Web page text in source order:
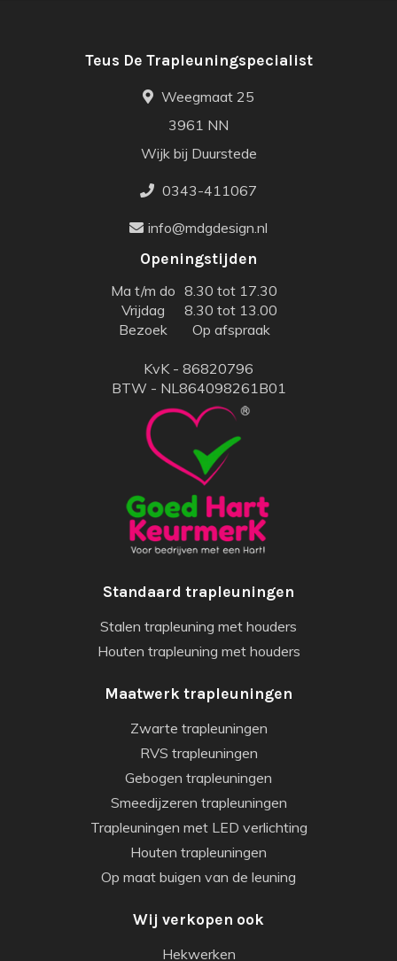
Teus De Trapleuningspecialist
Weegmaat 25
3961 NN
Wijk bij Duurstede
0343-411067
info@mdgdesign.nl
Openingstijden
Ma t/m do 8.30 tot 17.30
Vrijdag
8.30 tot 13.00
Bezoek
Op afspraak
KvK - 86820796
BTW - NL864098261B01
Standaard trapleuningen
Stalen trapleuning met houders
Houten trapleuning met houders
Maatwerk trapleuningen
Zwarte trapleuningen
RVS trapleuningen
Gebogen trapleuningen
Smeedijzeren trapleuningen
Trapleuningen met LED verlichting
Houten trapleuningen
Op maat buigen van de leuning
Wij verkopen ook
Hekwerken